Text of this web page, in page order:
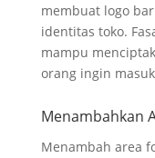
membuat logo
identitas toko.
mampu
orang ingin
Menambahkan
Menambah area